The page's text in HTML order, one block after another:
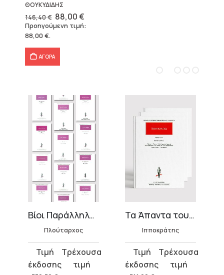
ΘΟΥΚΥΔΙΔΗΣ
146,40€ Original
price
was:
88,00€Η
τρέχουσα
τιμή
Προηγούμενη τιμή:
88,00€.
ΑΓΟΡΑ
Βίοι Παράλληλοι (24 τόμοι)
Πλούταρχος
Original
price
τρέχουσα
Τα Άπαντα του Ιπποκράτη
Ιπποκράτης
Original
price
τρέχουσα